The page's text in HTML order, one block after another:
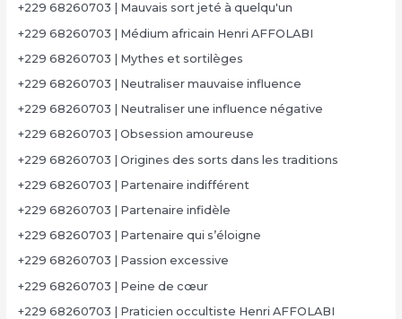
+229 68260703 | Mauvais sort jeté à quelqu'un
+229 68260703 | Médium africain Henri AFFOLABI
+229 68260703 | Mythes et sortilèges
+229 68260703 | Neutraliser mauvaise influence
+229 68260703 | Neutraliser une influence négative
+229 68260703 | Obsession amoureuse
+229 68260703 | Origines des sorts dans les traditions
+229 68260703 | Partenaire indifférent
+229 68260703 | Partenaire infidèle
+229 68260703 | Partenaire qui s’éloigne
+229 68260703 | Passion excessive
+229 68260703 | Peine de cœur
+229 68260703 | Praticien occultiste Henri AFFOLABI